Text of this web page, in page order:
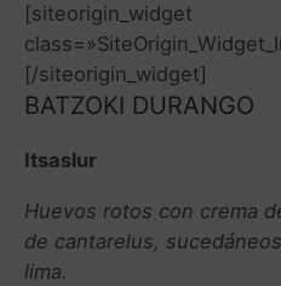
[siteorigin_widget
[/siteorigin_widget]
BATZOKI DURANGO
Itsaslur
Huevos rotos con crema
de cantarelus,
lima.